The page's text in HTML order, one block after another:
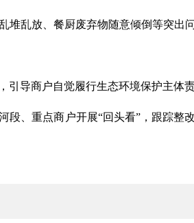
乱放、餐厨废弃物随意倾倒等突
导商户自觉履行生态环境保护主体
段、重点商户开展“回头看”，跟踪